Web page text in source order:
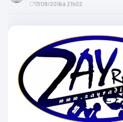
17/08/2016 à 21h02